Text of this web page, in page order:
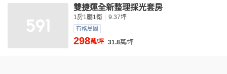
雙捷運全新整理採光套房
1房1廳1衛 9.37坪
有格局圖
298萬/坪 31.8萬/坪